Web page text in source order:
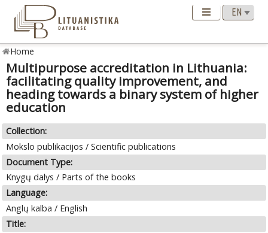
Home
Multipurpose accreditation in Lithuania:
facilitating quality improvement, and
heading towards a binary system of higher
education
Collection:
Mokslo publikacijos / Scientific publications
Document Type:
Knygų dalys / Parts of the books
Language:
Anglų kalba / English
Title: